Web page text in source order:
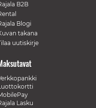
B2B
Blogi
takana
uutiskirje
Lasku